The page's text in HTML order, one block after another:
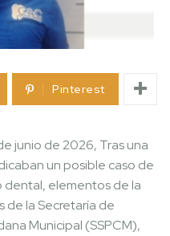
Pinterest
junio de 2026, Tras una
un posible caso de
dental, elementos de la
de la Secretaría de
Municipal (SSPCM),